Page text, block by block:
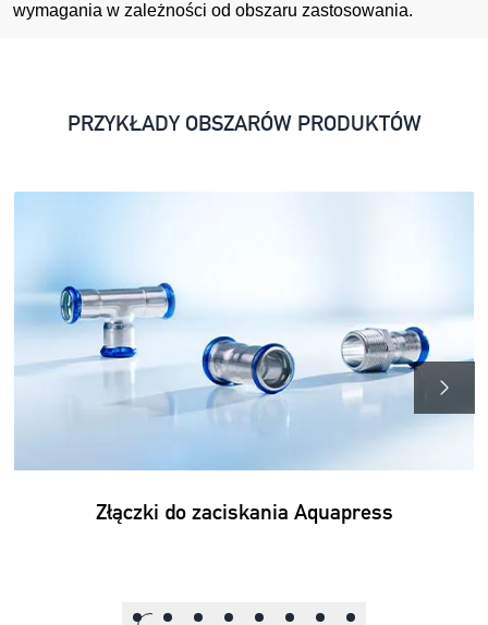
wymagania w zależności od obszaru zastosowania.
PRZYKŁADY OBSZARÓW PRODUKTÓW
Złączki do zaciskania Aquapress